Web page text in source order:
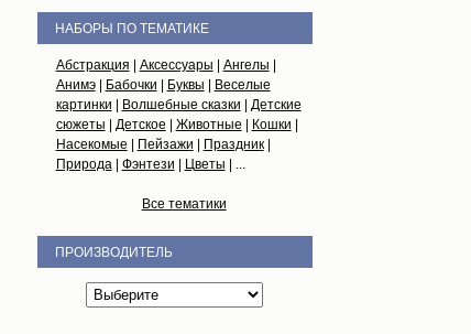
НАБОРЫ ПО ТЕМАТИКЕ
Абстракция Аксессуары Ангелы
Анимэ| Бабочки Буквы
Веселые
картинки
Волшебные сказки
Детские
сюжеты
Детское Животные Кошки
Насекомые
Пейзажи Праздник|
Природа| Фэнтези Цветы | ...
Все тематики
ПРОИЗВОДИТЕЛЬ